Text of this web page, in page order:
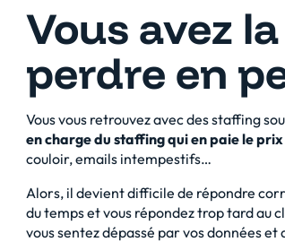
Vous avez
perdre en
Vous vous retrouvez avec des staffing
en charge du staffing qui en paie le
couloir, emails intempestifs…
Alors, il devient difficile de répondre
du temps et vous répondez trop tard au
vous sentez dépassé par vos données